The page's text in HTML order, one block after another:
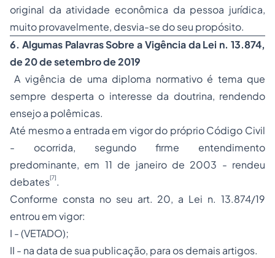
original da atividade econômica da pessoa jurídica,
muito provavelmente, desvia-se do seu propósito.
6. Algumas Palavras Sobre a Vigência da Lei n. 13.874,
de 20 de setembro de 2019
A vigência de uma diploma normativo é tema que
sempre desperta o interesse da doutrina, rendendo
ensejo a polêmicas.
Até mesmo a entrada em vigor do próprio Código Civil
- ocorrida, segundo firme entendimento
predominante, em 11 de janeiro de 2003 - rendeu
debates[7].
Conforme consta no seu art. 20, a Lei n. 13.874/19
entrou em vigor:
I - (VETADO);
II - na data de sua publicação, para os demais artigos.